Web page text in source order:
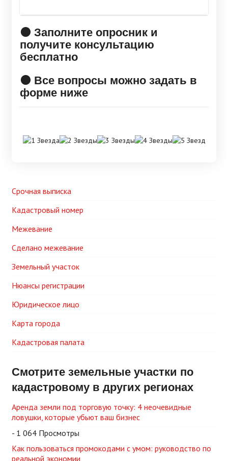
🟠 Заполните опросник и
получите консультацию
бесплатно
🟠 Все вопросы можно задать в
форме ниже
Срочная выписка
Кадастровый номер
Межевание
Сделано межевание
Земельный участок
Нюансы регистрации
Юридическое лицо
Карта города
Кадастровая палата
Смотрите земельные участки по
кадастровому в других регионах
Аренда земли под торговую точку: 4 неочевидные
ловушки, которые убьют ваш бизнес
- 1 064 Просмотры
Как пользоваться промокодами с умом: руководство по
реальной экономии